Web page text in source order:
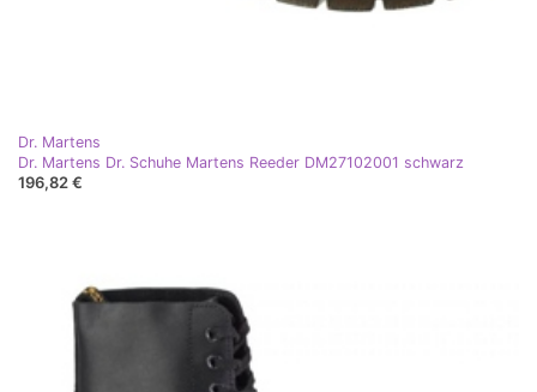
Dr. Martens
Dr. Martens Dr. Schuhe Martens Reeder DM27102001 schwarz
196,82 €